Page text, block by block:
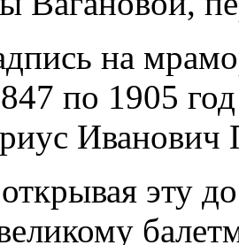
на
по 1905
Иванович
эту